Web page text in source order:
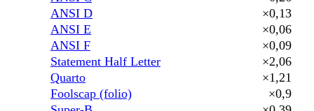
ANSI D
×0,13
ANSI E
×0,06
ANSI F
×0,09
Statement Half Letter
×2,06
Quarto
×1,21
Foolscap (folio)
×0,9